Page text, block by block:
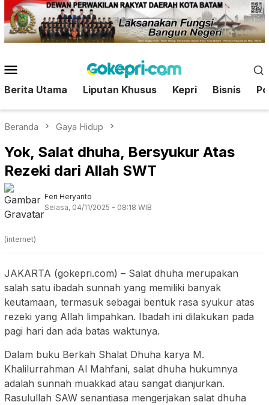
Loncat
ke
konten
Mobile
Berita Utama Liputan Khusus Kepri Bisnis
Beranda Gaya Hidup
Yok, Salat dhuha, Bersyukur Atas
Rezeki dari Allah SWT
Feri Heryanto
Selasa, 04/11/2025 - 08:18 WIB
(internet)
JAKARTA (gokepri.com) – Salat dhuha merupakan
salah satu ibadah sunnah yang memiliki banyak
keutamaan, termasuk sebagai bentuk rasa syukur atas
rezeki yang Allah limpahkan. Ibadah ini dilakukan pada
pagi hari dan ada batas waktunya.
Dalam buku Berkah Shalat Dhuha karya M.
Khalilurrahman Al Mahfani, salat dhuha hukumnya
adalah sunnah muakkad atau sangat dianjurkan.
Rasulullah SAW senantiasa mengerjakan salat dhuha